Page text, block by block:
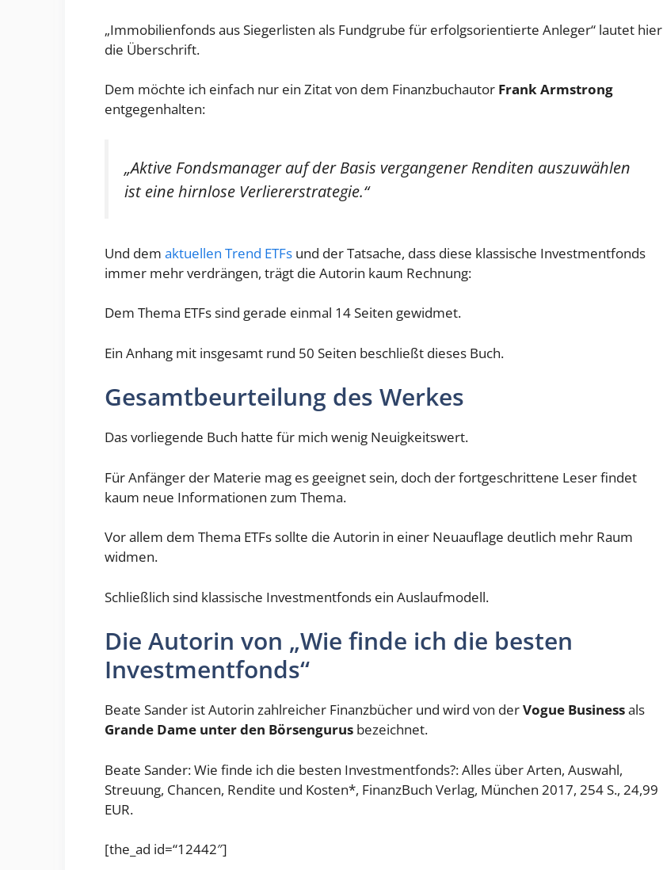
„Immobilienfonds aus Siegerlisten als Fundgrube für erfolgsorientierte Anleger“ lautet hier
die Überschrift.
Dem möchte ich einfach nur ein Zitat von dem Finanzbuchautor Frank Armstrong
entgegenhalten:
„Aktive Fondsmanager auf der Basis vergangener Renditen auszuwählen
ist eine hirnlose Verliererstrategie.“
Und dem aktuellen Trend ETFs und der Tatsache, dass diese klassische Investmentfonds
immer mehr verdrängen, trägt die Autorin kaum Rechnung:
Dem Thema ETFs sind gerade einmal 14 Seiten gewidmet.
Ein Anhang mit insgesamt rund 50 Seiten beschließt dieses Buch.
Gesamtbeurteilung des Werkes
Das vorliegende Buch hatte für mich wenig Neuigkeitswert.
Für Anfänger der Materie mag es geeignet sein, doch der fortgeschrittene Leser findet
kaum neue Informationen zum Thema.
Vor allem dem Thema ETFs sollte die Autorin in einer Neuauflage deutlich mehr Raum
widmen.
Schließlich sind klassische Investmentfonds ein Auslaufmodell.
Die Autorin von „Wie finde ich die besten
Investmentfonds“
Beate Sander ist Autorin zahlreicher Finanzbücher und wird von derVogue Businessals
Grande Dame unter den Börsengurus bezeichnet.
Beate Sander: Wie finde ich die besten Investmentfonds?: Alles über Arten, Auswahl,
Streuung, Chancen, Rendite und Kosten*, FinanzBuch Verlag, München 2017, 254 S., 24,99
EUR.
[the_ad id=“12442″]